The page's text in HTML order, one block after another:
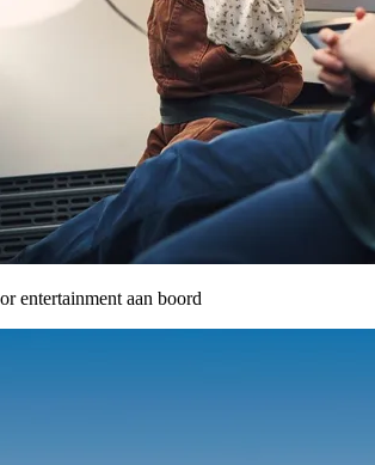
entertainment aan boord